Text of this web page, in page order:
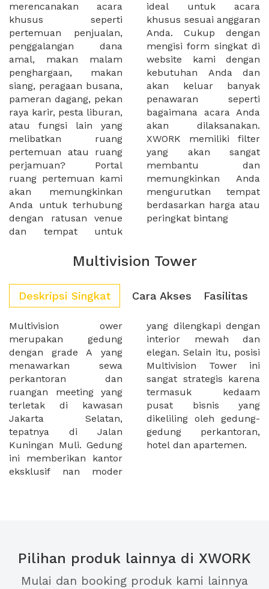
merencanakan acara
khusus seperti
pertemuan penjualan,
penggalangan dana
amal, makan malam
penghargaan, makan
siang, peragaan busana,
pameran dagang, pekan
raya karir, pesta liburan,
atau fungsi lain yang
melibatkan ruang
pertemuan atau ruang
perjamuan? Portal
ruang pertemuan kami
akan memungkinkan
Anda untuk terhubung
dengan ratusan venue
dan tempat untuk
ideal untuk acara
khusus sesuai anggaran
Anda. Cukup dengan
mengisi form singkat di
website kami dengan
kebutuhan Anda dan
akan keluar banyak
penawaran seperti
bagaimana acara Anda
akan dilaksanakan.
XWORK memiliki filter
yang akan sangat
membantu dan
memungkinkan Anda
mengurutkan tempat
berdasarkan harga atau
peringkat bintang
Multivision Tower
Deskripsi Singkat Cara Akses Fasilitas
Multivision ower
merupakan gedung
dengan grade A yang
menawarkan sewa
perkantoran dan
ruangan meeting yang
terletak di kawasan
Jakarta Selatan,
tepatnya di Jalan
Kuningan Muli. Gedung
ini memberikan kantor
eksklusif nan moder
yang dilengkapi dengan
interior mewah dan
elegan. Selain itu, posisi
Multivision Tower ini
sangat strategis karena
termasuk kedaam
pusat bisnis yang
dikeliling oleh gedung-
gedung perkantoran,
hotel dan apartemen.
Pilihan produk lainnya di XWORK
Mulai dan booking produk kami lainnya